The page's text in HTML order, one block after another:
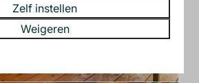
Zelf instellen
Weigeren